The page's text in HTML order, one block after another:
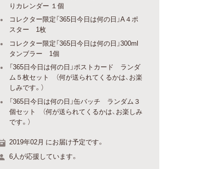
りカレンダー １個
コレクター限定「365日今日は何の日」A４ポ
スター 1枚
コレクター限定「365日今日は何の日」300ml
タンブラー 1個
「365日今日は何の日」ポストカード ランダ
ム５枚セット （何が送られてくるかは、お楽
しみです。）
「365日今日は何の日」缶バッチ ランダム３
個セット （何が送られてくるかは、お楽しみ
です。）
2019年02月 にお届け予定です。
6人が応援しています。